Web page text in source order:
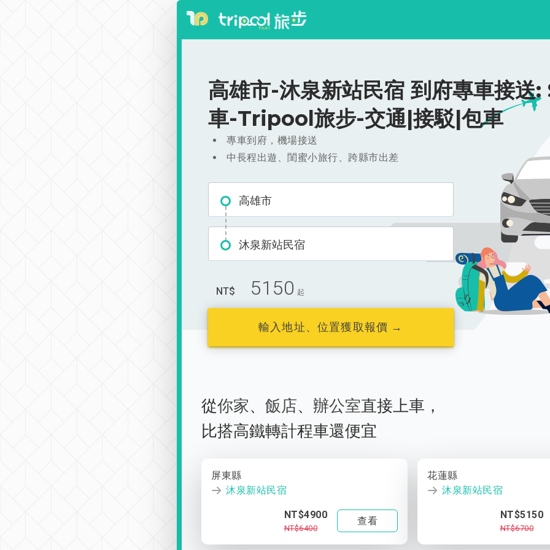
高雄市-沐泉新站民宿 到府專車接送
車-Tripool旅步-交通|接駁|包車
專車到府，機場接送
中長程出遊、閨蜜小旅行、跨縣市出差
高雄市
沐泉新站民宿
NT$ 5150 起
輸入地址、位置獲取報價 →
從你家、 飯店、 辦公室直接上車，
比搭高鐵轉計程車還便宜
屏東縣
沐泉新站民宿
NT$4900
NT$6400
查看
花蓮縣
沐泉新站民宿
NT$5150
NT$6700